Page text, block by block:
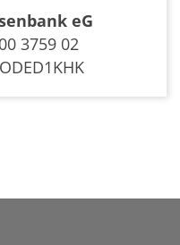
eG
3759 02